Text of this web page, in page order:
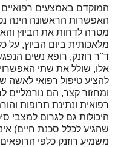
המוקדם באמצעים רפואיים
האפשרות הראשונה הינה
מטרה לדחות את הביוץ
מלאכותית ביום הביוץ, על
ד"ר רוזנק, רופא נשים
אלו, שולל את שתי
להציע טיפול רפואי לאשה
ומחזור קצר, הם נורמליים
רפואית ונתינת תרופות
היכולות גם לגרום למצבי
שהגיע לכלל סכנת חיים)
משמיע רוזנק כלפי